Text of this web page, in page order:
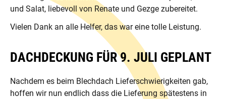
und Salat, liebevoll von Renate und Gezge zubereitet.
Vielen Dank an alle Helfer, das war eine tolle Leistung.
DACHDECKUNG FÜR 9. JULI GEPLANT
Nachdem es beim Blechdach Lieferschwierigkeiten gab,
hoffen wir nun endlich dass die Lieferung spätestens in